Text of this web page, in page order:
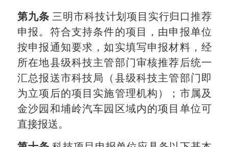
第九条 三明市科技计划项目实行归口推荐
申报。 符合支持条件的项目，由申报单位
按申报通知要求，如实填写申报材料，经
所在地县级科技主管部门审核推荐后统一
汇总报送市科技局（县级科技主管部门即
为立项后的项目实施管理机构）；市属及
金沙园和埔岭汽车园区域内的项目单位可
直接报送。